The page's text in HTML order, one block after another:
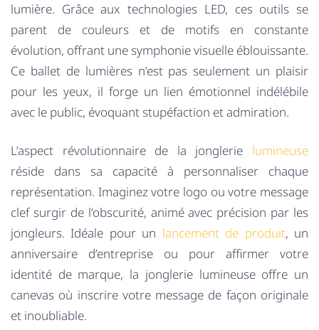
lumière. Grâce aux technologies LED, ces outils se
parent de couleurs et de motifs en constante
évolution, offrant une symphonie visuelle éblouissante.
Ce ballet de lumières n’est pas seulement un plaisir
pour les yeux, il forge un lien émotionnel indélébile
avec le public, évoquant stupéfaction et admiration.
L’aspect révolutionnaire de la jonglerie lumineuse
réside dans sa capacité à personnaliser chaque
représentation. Imaginez votre logo ou votre message
clef surgir de l’obscurité, animé avec précision par les
jongleurs. Idéale pour un lancement de produit, un
anniversaire d’entreprise ou pour affirmer votre
identité de marque, la jonglerie lumineuse offre un
canevas où inscrire votre message de façon originale
et inoubliable.